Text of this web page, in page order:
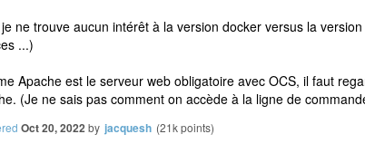
ne trouve aucun intérêt à la version docker versus la
...)
Apache est le serveur web obligatoire avec OCS, il faut
(Je ne sais pas comment on accède à la ligne de
Oct 20, 2022by jacquesh (21kpoints)